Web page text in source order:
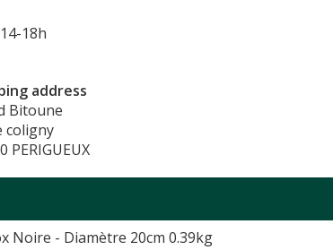
18h
address
Bitoune
coligny
PERIGUEUX
Noire - Diamètre 20cm 0.39kg